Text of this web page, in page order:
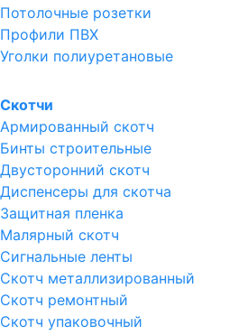
Потолочные розетки
Профили ПВХ
Уголки полиуретановые
Скотчи
Армированный скотч
Бинты строительные
Двусторонний скотч
Диспенсеры для скотча
Защитная пленка
Малярный скотч
Сигнальные ленты
Скотч металлизированный
Скотч ремонтный
Скотч упаковочный